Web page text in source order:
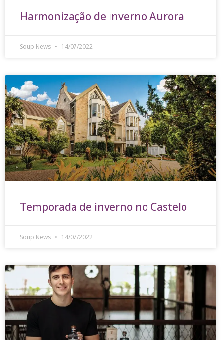
Harmonização de inverno Aurora
Soup News 14/07/2022
Temporada de inverno no Castelo
Soup News 14/07/2022